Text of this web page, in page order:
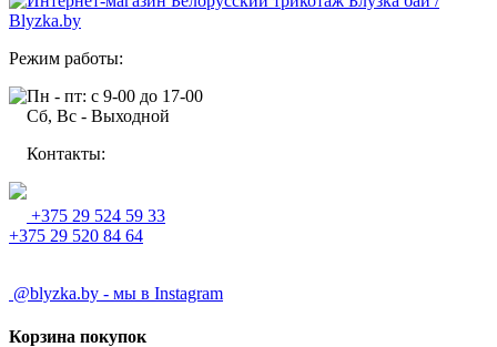
Режим работы:
Пн - пт: с 9-00 до 17-00
Сб, Вс - Выходной
Контакты:
+375 29 524 59 33
+375 29 520 84 64
@blyzka.by - мы в Instagram
Корзина покупок